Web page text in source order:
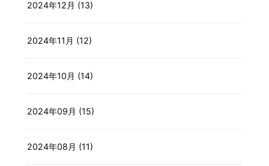
2024年12月 (13)
2024年11月 (12)
2024年10月 (14)
2024年09月 (15)
2024年08月 (11)